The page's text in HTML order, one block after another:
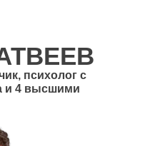
психолог с
и 4 высшими